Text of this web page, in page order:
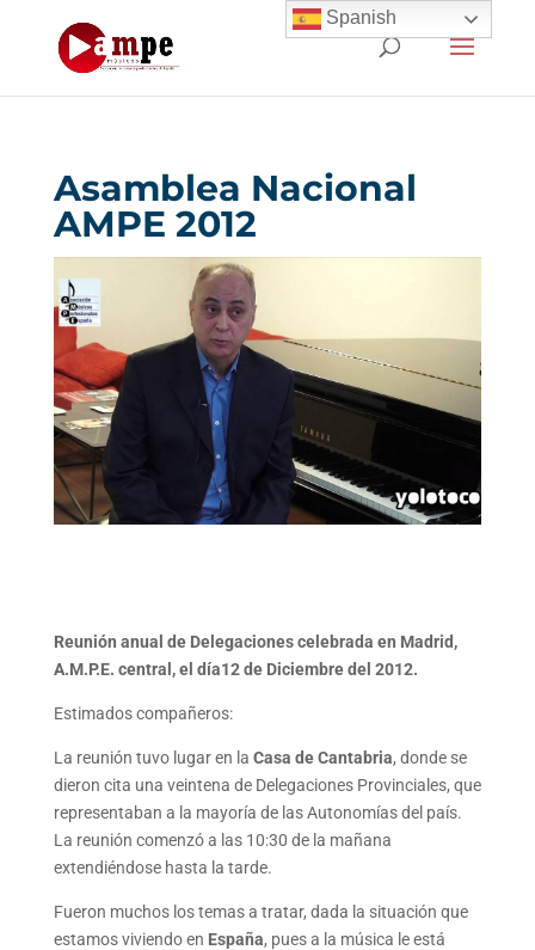
Asamblea Nacional
AMPE 2012
Reunión anual de Delegaciones celebrada en Madrid,
A.M.P.E. central, el día12 de Diciembre del 2012.
Estimados compañeros:
La reunión tuvo lugar en la Casa de Cantabria, donde se
dieron cita una veintena de Delegaciones Provinciales, que
representaban a la mayoría de las Autonomías del país.
La reunión comenzó a las 10:30 de la mañana
extendiéndose hasta la tarde.
Fueron muchos los temas a tratar, dada la situación que
estamos viviendo en España, pues a la música le está
Spanish